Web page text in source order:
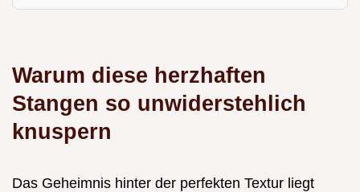
Warum diese herzhaften
Stangen so unwiderstehlich
knuspern
Das Geheimnis hinter der perfekten Textur liegt